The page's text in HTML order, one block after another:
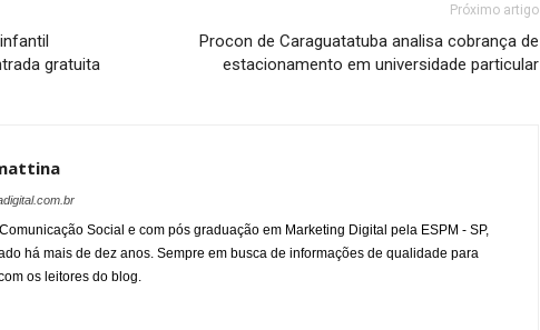
gratuita
Próximo artigo
Procon de Caraguatatuba analisa cobrança de
estacionamento em universidade particular
Social e com pós graduação em Marketing Digital pela ESPM - SP,
há mais de dez anos. Sempre em busca de informações de qualidade para
os leitores do blog.